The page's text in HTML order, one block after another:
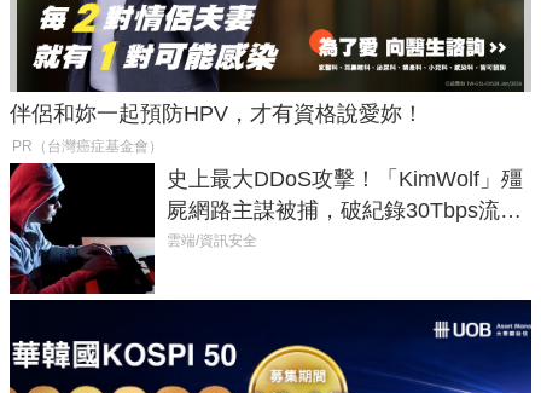
伴侶和妳一起預防HPV，才有資格說愛妳！
PR（台灣癌症基金會）
史上最大DDoS攻擊！「KimWolf」殭
屍網路主謀被捕，破紀錄30Tbps流量
癱瘓全球！
雲端/資訊安全